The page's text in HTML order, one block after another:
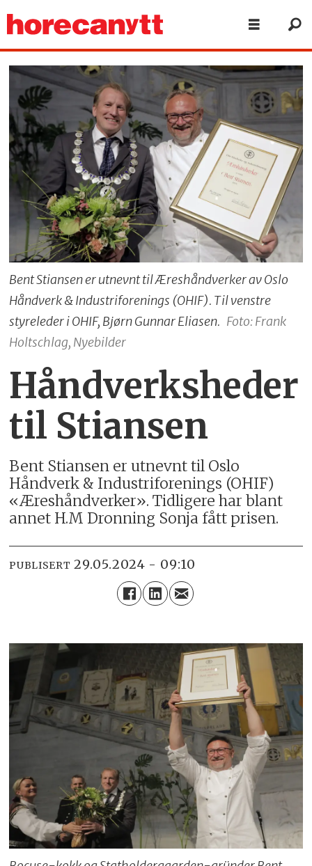
Bent Stiansen er utnevnt til Æreshåndverker av Oslo
Håndverk & Industriforenings (OHIF). Til venstre
styreleder i OHIF, Bjørn Gunnar Eliasen. Foto: Frank
Holtschlag, Nyebilder
Håndverksheder
til Stiansen
Bent Stiansen er utnevnt til Oslo
Håndverk & Industriforenings (OHIF)
«Æreshåndverker». Tidligere har blant
annet H.M Dronning Sonja fått prisen.
PUBLISERT 29.05.2024 - 09:10